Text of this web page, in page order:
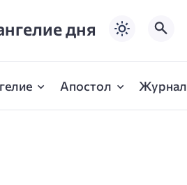
дня
Апостол Журнал